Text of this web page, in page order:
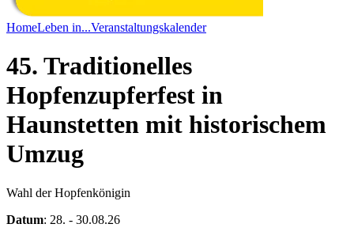
HomeLeben in...Veranstaltungskalender
45. Traditionelles
Hopfenzupferfest in
Haunstetten mit historischem
Umzug
Wahl der Hopfenkönigin
Datum: 28. - 30.08.26